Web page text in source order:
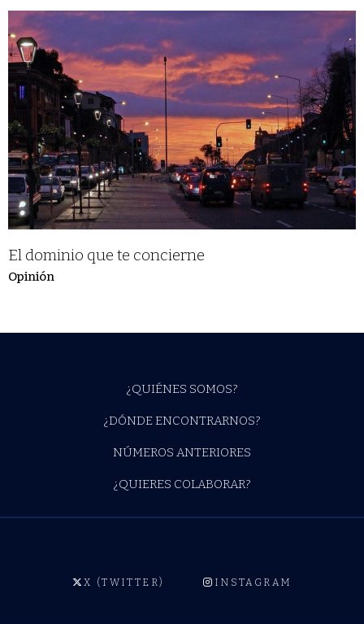
El dominio que te concierne
Opinión
¿QUIÉNES SOMOS?
¿DÓNDE ENCONTRARNOS?
NÚMEROS ANTERIORES
¿QUIERES COLABORAR?
X (TWITTER) INSTAGRAM